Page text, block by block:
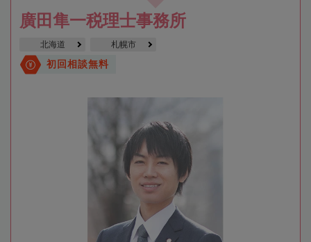
廣田隼一税理士事務所
北海道 札幌市
初回相談無料